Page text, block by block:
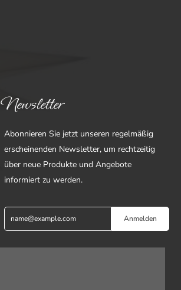
Newsletter
Abonnieren Sie jetzt unseren regelmäßig
erscheinenden Newsletter, um rechtzeitig
über neue Produkte und Angebote
informiert zu werden.
Anmelden